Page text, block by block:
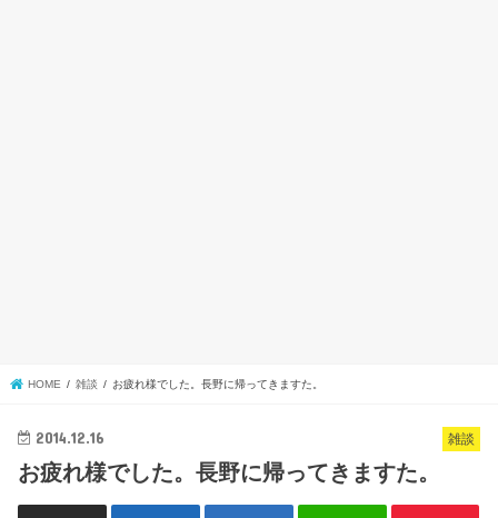
HOME 雑談 お疲れ様でした。長野に帰ってきますた。
雑談
2014.12.16
お疲れ様でした。長野に帰ってきますた。